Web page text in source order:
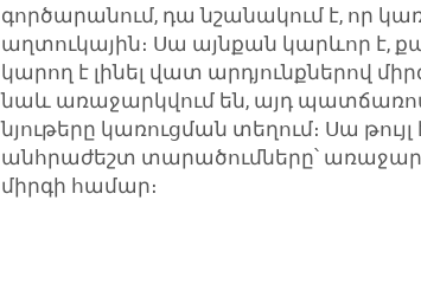
գործարանում, դա նշանակում է, որ
աղտուկային։ Սա այնքան կարևոր է,
կարող է լինել վատ արդյունքներով
նաև առաջարկվում են, այդ
նյութերը կառուցման տեղում։ Սա
անհրաժեշտ տարածումները՝
միրգի համար։